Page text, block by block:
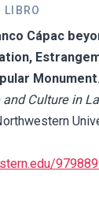
LIBRO
Cápac
Monument
Culture in